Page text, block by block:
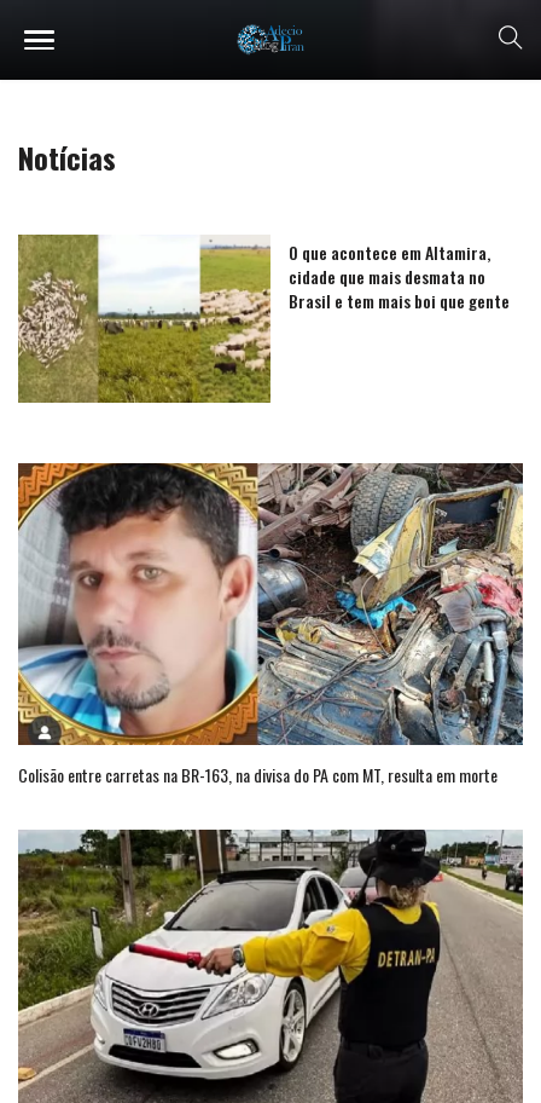
Notícias
O que acontece em Altamira,
cidade que mais desmata no
Brasil e tem mais boi que gente
Colisão entre carretas na BR-163, na divisa do PA com MT, resulta em morte